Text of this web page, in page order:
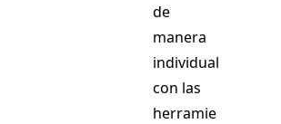
de
manera
individual
con las
herramie